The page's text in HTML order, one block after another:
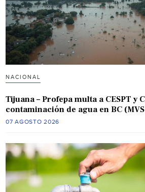
NACIONAL
Tijuana – Profepa multa a CESPT y
contaminación de agua en BC
07 AGOSTO 2026